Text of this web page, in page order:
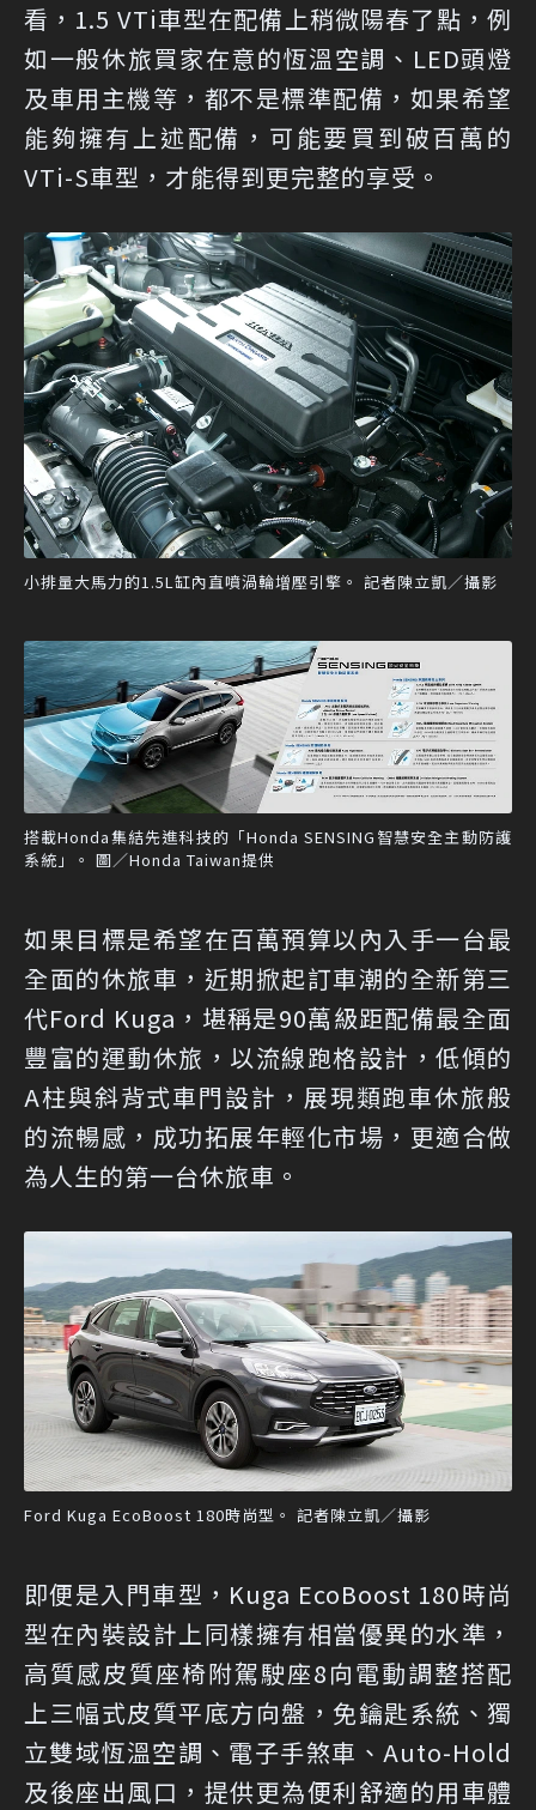
看，1.5 VTi車型在配備上稍微陽春了點，例
如一般休旅買家在意的恆溫空調、LED頭燈
及車用主機等，都不是標準配備，如果希望
能夠擁有上述配備，可能要買到破百萬的
VTi-S車型，才能得到更完整的享受。
小排量大馬力的1.5L缸內直噴渦輪增壓引擎。 記者陳立凱／攝影
搭載Honda集結先進科技的「Honda SENSING智慧安全主動防護
系統」。 圖／Honda Taiwan提供
如果目標是希望在百萬預算以內入手一台最
全面的休旅車，近期掀起訂車潮的全新第三
代Ford Kuga，堪稱是90萬級距配備最全面
豐富的運動休旅，以流線跑格設計，低傾的
A柱與斜背式車門設計，展現類跑車休旅般
的流暢感，成功拓展年輕化市場，更適合做
為人生的第一台休旅車。
Ford Kuga EcoBoost 180時尚型。 記者陳立凱／攝影
即便是入門車型，Kuga EcoBoost 180時尚
型在內裝設計上同樣擁有相當優異的水準，
高質感皮質座椅附駕駛座8向電動調整搭配
上三幅式皮質平底方向盤，免鑰匙系統、獨
立雙域恆溫空調、電子手煞車、Auto-Hold
及後座出風口，提供更為便利舒適的用車體